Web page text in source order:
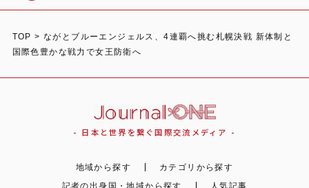
体験
イベント
TOP > ながとブルーエンジェルス、4連覇へ挑む札幌決戦 新体制と
国際色豊かな戦力で女王防衛へ
- 日本と世界を繋ぐ国際交流メディア -
地域から探す
カテゴリから探す
記者の出身国・地域から探す
人気記事